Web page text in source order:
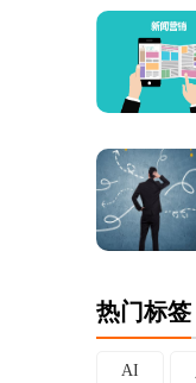
热门标签
AI